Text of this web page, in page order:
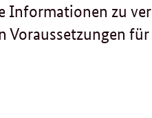
zu
Voraussetzungen